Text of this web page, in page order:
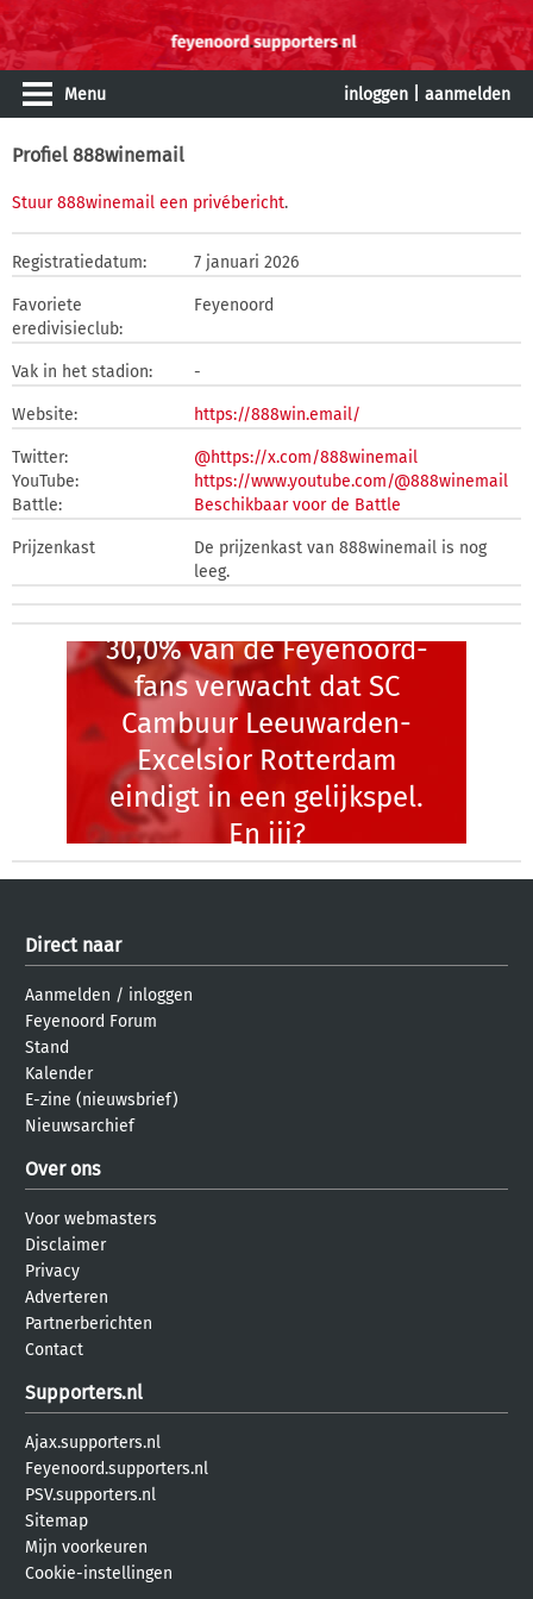
Menu inloggen aanmelden
Profiel 888winemail
Stuur 888winemail een privébericht.
Registratiedatum: 7 januari 2026
Favoriete
eredivisieclub:
Feyenoord
Vak in het stadion: -
Website: https://888win.email/
Twitter:
@https://x.com/888winemail
YouTube:
https://www.youtube.com/@888winemail
Battle:
Beschikbaar voor de Battle
Prijzenkast
De prijzenkast van 888winemail is nog
leeg.
30,0% van de Feyenoord-
fans verwacht dat SC
Cambuur Leeuwarden-
Excelsior Rotterdam
eindigt in een gelijkspel.
En jij?
Direct naar
Aanmelden / inloggen
Feyenoord Forum
Stand
Kalender
E-zine (nieuwsbrief)
Nieuwsarchief
Over ons
Voor webmasters
Disclaimer
Privacy
Adverteren
Partnerberichten
Contact
Supporters.nl
Ajax.supporters.nl
Feyenoord.supporters.nl
PSV.supporters.nl
Sitemap
Mijn voorkeuren
Cookie-instellingen